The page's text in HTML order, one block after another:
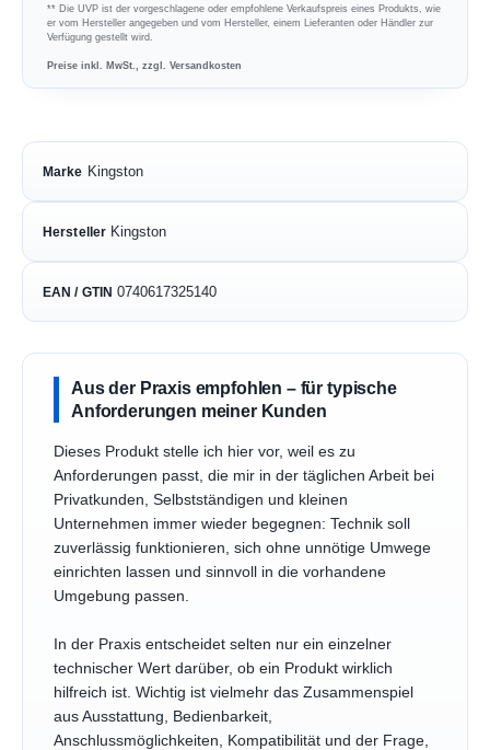
** Die UVP ist der vorgeschlagene oder empfohlene Verkaufspreis eines Produkts, wie
er vom Hersteller angegeben und vom Hersteller, einem Lieferanten oder Händler zur
Verfügung gestellt wird.
Preise inkl. MwSt., zzgl. Versandkosten
Marke Kingston
Hersteller Kingston
EAN / GTIN 0740617325140
Aus der Praxis empfohlen – für typische
Anforderungen meiner Kunden
Dieses Produkt stelle ich hier vor, weil es zu
Anforderungen passt, die mir in der täglichen Arbeit bei
Privatkunden, Selbstständigen und kleinen
Unternehmen immer wieder begegnen: Technik soll
zuverlässig funktionieren, sich ohne unnötige Umwege
einrichten lassen und sinnvoll in die vorhandene
Umgebung passen.
In der Praxis entscheidet selten nur ein einzelner
technischer Wert darüber, ob ein Produkt wirklich
hilfreich ist. Wichtig ist vielmehr das Zusammenspiel
aus Ausstattung, Bedienbarkeit,
Anschlussmöglichkeiten, Kompatibilität und der Frage,